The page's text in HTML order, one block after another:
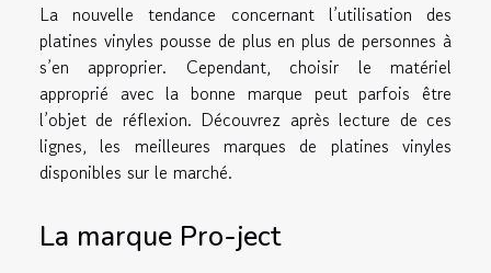
La nouvelle tendance concernant l’utilisation des
platines vinyles pousse de plus en plus de personnes à
s’en approprier. Cependant, choisir le matériel
approprié avec la bonne marque peut parfois être
l’objet de réflexion. Découvrez après lecture de ces
lignes, les meilleures marques de platines vinyles
disponibles sur le marché.
La marque Pro-ject